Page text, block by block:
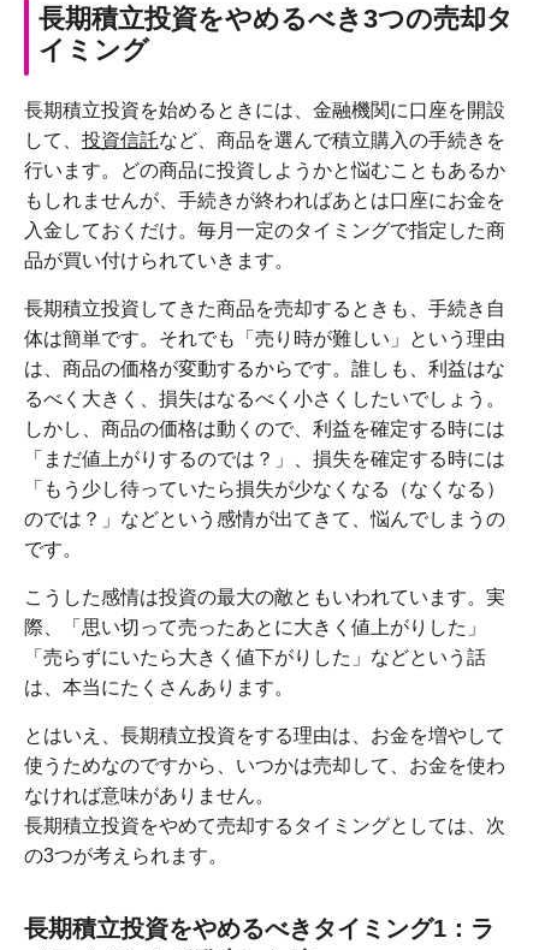
長期積立投資をやめるべき3つの売却タ
イミング
長期積立投資を始めるときには、金融機関に口座を開設
して、 投資信託など、商品を選んで積立購入の手続きを
行います。どの商品に投資しようかと悩むこともあるか
もしれませんが、手続きが終わればあとは口座にお金を
入金しておくだけ。毎月一定のタイミングで指定した商
品が買い付けられていきます。
長期積立投資してきた商品を売却するときも、手続き自
体は簡単です。それでも「売り時が難しい」という理由
は、商品の価格が変動するからです。誰しも、利益はな
るべく大きく、損失はなるべく小さくしたいでしょう。
しかし、商品の価格は動くので、利益を確定する時には
「まだ値上がりするのでは？」、損失を確定する時には
「もう少し待っていたら損失が少なくなる（なくなる）
のでは？」などという感情が出てきて、悩んでしまうの
です。
こうした感情は投資の最大の敵ともいわれています。実
際、「思い切って売ったあとに大きく値上がりした」
「売らずにいたら大きく値下がりした」などという話
は、本当にたくさんあります。
とはいえ、長期積立投資をする理由は、お金を増やして
使うためなのですから、いつかは売却して、お金を使わ
なければ意味がありません。
長期積立投資をやめて売却するタイミングとしては、次
の3つが考えられます。
長期積立投資をやめるべきタイミング1：ラ